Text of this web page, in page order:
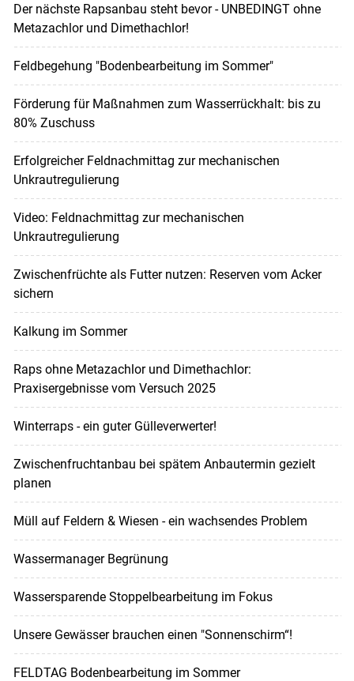
Der nächste Rapsanbau steht bevor - UNBEDINGT ohne
Metazachlor und Dimethachlor!
Feldbegehung "Bodenbearbeitung im Sommer"
Förderung für Maßnahmen zum Wasserrückhalt: bis zu
80% Zuschuss
Erfolgreicher Feldnachmittag zur mechanischen
Unkrautregulierung
Video: Feldnachmittag zur mechanischen
Unkrautregulierung
Zwischenfrüchte als Futter nutzen: Reserven vom Acker
sichern
Kalkung im Sommer
Raps ohne Metazachlor und Dimethachlor:
Praxisergebnisse vom Versuch 2025
Winterraps - ein guter Gülleverwerter!
Zwischenfruchtanbau bei spätem Anbautermin gezielt
planen
Müll auf Feldern & Wiesen - ein wachsendes Problem
Wassermanager Begrünung
Wassersparende Stoppelbearbeitung im Fokus
Unsere Gewässer brauchen einen "Sonnenschirm“!
FELDTAG Bodenbearbeitung im Sommer